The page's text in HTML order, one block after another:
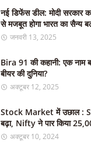
नई डिफेंस डील: मोदी सरकार
से मजबूत होगा भारत का सैन्य
जनवरी 13, 2025
Bira 91 की कहानी: एक
बीयर की दुनिया?
अक्टूबर 12, 2025
Stock Market में उछाल :
बढ़ा, Nifty ने पार किया
अक्टूबर 10, 2024